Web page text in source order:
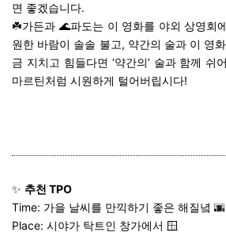
면 좋겠습니다.
☘️가든과 🌊파도는 이 영화를 야외 상영회
원한 바람이 솔솔 불고, 약간의 술과 이 영
금 지치고 힘들다면 ‘약간의’ 술과 함께 쉬
마르틴처럼 시원하게 털어버립시다!
✨ 추천 TPO
Time: 가을 날씨를 만끽하기 좋은 해질녘 🌆
Place: 시야가 탁트인 창가에서 🪟